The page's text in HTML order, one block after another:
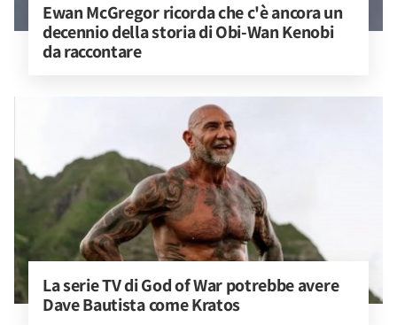
Ewan McGregor ricorda che c'è ancora un
decennio della storia di Obi-Wan Kenobi
da raccontare
La serie TV di God of War potrebbe avere
Dave Bautista come Kratos